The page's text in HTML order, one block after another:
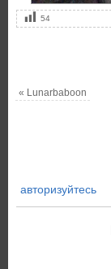
54
« Lunarbaboon
авторизуйтесь